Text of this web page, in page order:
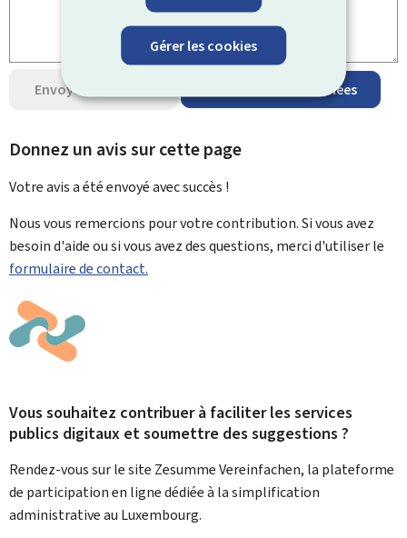
Gérer les cookies
Envoyer votre avis Protection des données
Donnez un avis sur cette page
Votre avis a été envoyé avecsuccès !
Nous vous remercions pour votre contribution. Si vous avez
besoin d'aide ou si vous avez des questions, merci d'utiliser le
formulaire de contact.
Vous souhaitez contribuer à faciliter les services
publics digitaux et soumettre des suggestions ?
Rendez-vous sur le site Zesumme Vereinfachen, la plateforme
de participation en ligne dédiée à la simplification
administrative au Luxembourg.